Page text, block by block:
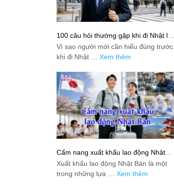
100 câu hỏi thường gặp khi đi Nhật làm
việc: Giải đáp thật dễ hiểu cho người
mới bắt đầu
Vì sao người mới cần hiểu đúng trước
khi đi Nhật … Xem thêm
Cẩm nang xuất khẩu lao động Nhật
Bản từ A-Z
Xuất khẩu lao động Nhật Bản là một
trong những lựa … Xem thêm